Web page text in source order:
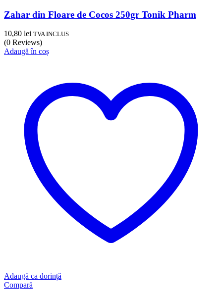
Zahar din Floare de Cocos 250gr Tonik Pharm
10,80 lei TVA INCLUS
(0 Reviews)
Adaugă în coș
Adaugă ca dorință
Compară